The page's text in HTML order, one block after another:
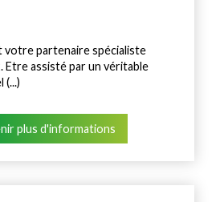
partenaire spécialiste
Etre assisté par un véritable
plus d'informations